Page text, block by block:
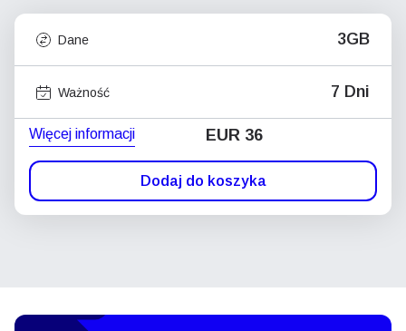
Dane 3GB
Ważność 7 Dni
Więcej informacji EUR 36
Dodaj do koszyka